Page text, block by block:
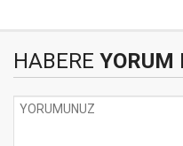
HABERE YORUM